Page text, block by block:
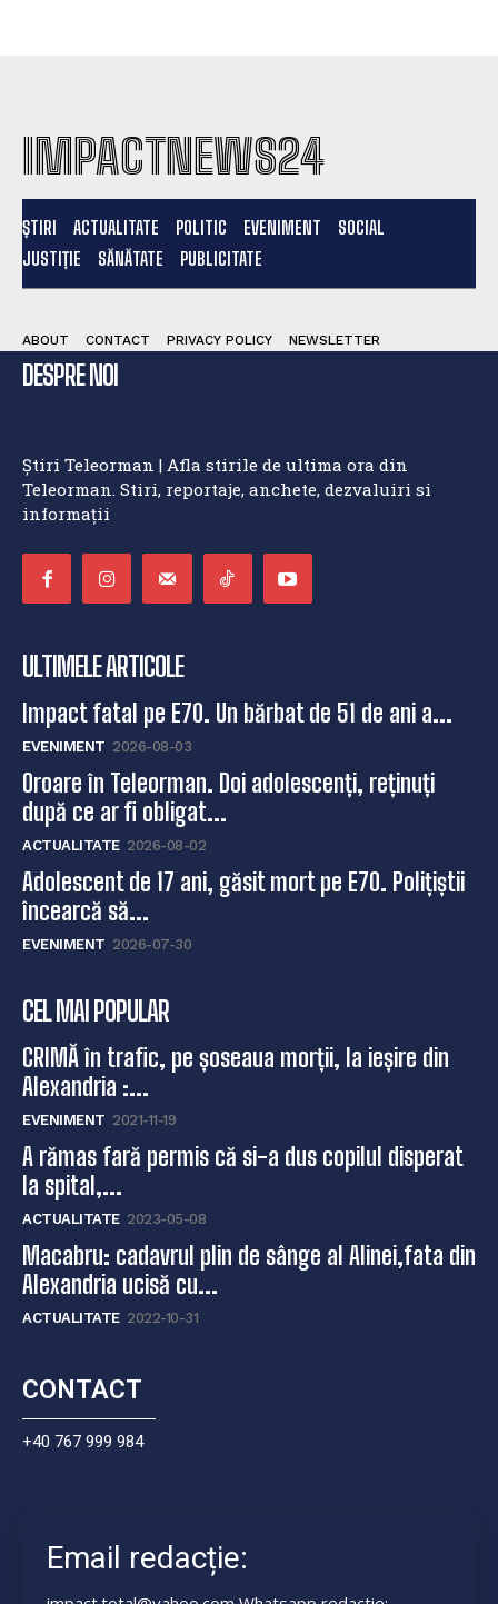
IMPACTNEWS24
ȘTIRI ACTUALITATE POLITIC EVENIMENT
SOCIAL
JUSTIȚIE
SĂNĂTATE PUBLICITATE
ABOUT CONTACT PRIVACY POLICY NEWSLETTER
DESPRE NOI
Știri Teleorman | Afla stirile de ultima ora din
Teleorman. Stiri, reportaje, anchete, dezvaluiri si
informații
ULTIMELE ARTICOLE
Impact fatal pe E70. Un bărbat de 51 de ani a...
EVENIMENT 2026-08-03
Oroare în Teleorman. Doi adolescenți, reținuți
după ce ar fi obligat...
ACTUALITATE 2026-08-02
Adolescent de 17 ani, găsit mort pe E70. Polițiștii
încearcă să...
EVENIMENT 2026-07-30
CEL MAI POPULAR
CRIMĂ în trafic, pe șoseaua morții, la ieșire din
Alexandria :...
EVENIMENT 2021-11-19
A rămas fară permis că si-a dus copilul disperat
la spital,...
ACTUALITATE 2023-05-08
Macabru: cadavrul plin de sânge al Alinei,fata din
Alexandria ucisă cu...
ACTUALITATE 2022-10-31
CONTACT
+40 767 999 984
Email redacție: